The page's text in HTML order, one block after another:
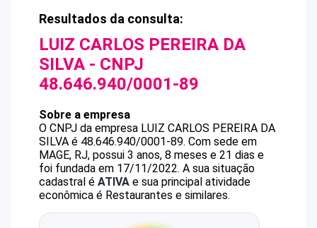
Resultados da consulta:
LUIZ CARLOS PEREIRA DA
SILVA - CNPJ
48.646.940/0001-89
Sobre a empresa
O CNPJ da empresa LUIZ CARLOS PEREIRA DA
SILVA é 48.646.940/0001-89. Com sede em
MAGE, RJ, possui 3 anos, 8 meses e 21 dias e
foi fundada em 17/11/2022. A sua situação
cadastral é ATIVA e sua principal atividade
econômica é Restaurantes e similares.